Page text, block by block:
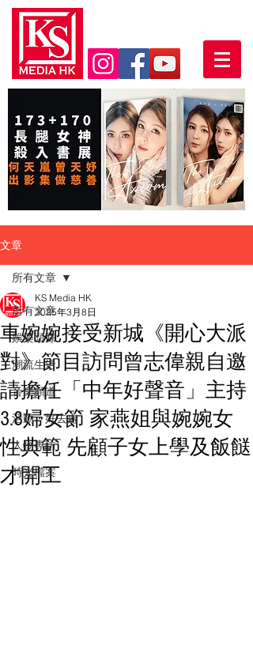
文章
所有文章
娛樂頭條
潮流生活
音樂頻道
活動・好去處
人物專訪
時光檔案
所有文章
車婉婉接受新城《開心大派
對》節目訪問曾志偉親自邀
請擔任「中年好聲音」主持
3.8婦女節 家燕姐與婉婉女
性典範 先顧子女上學及飯餸
才開工
KS Media HK
2025年3月8日